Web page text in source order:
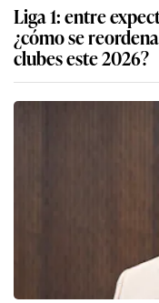
Liga 1: entre
¿cómo se
clubes este 2026?